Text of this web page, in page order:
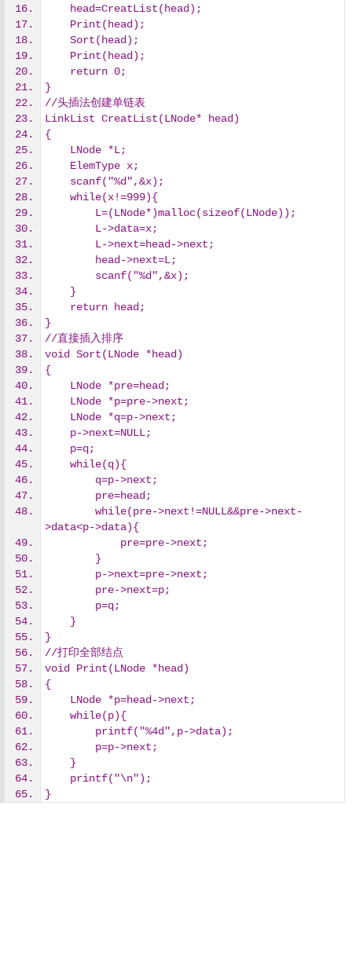
    head=CreatList(head);
    Print(head);
    Sort(head);
    Print(head);
    return 0;
}
//头插法创建单链表
LinkList CreatList(LNode* head)
{
    LNode *L;
    ElemType x;
    scanf("%d",&x);
    while(x!=999){
        L=(LNode*)malloc(sizeof(LNode));
        L->data=x;
        L->next=head->next;
        head->next=L;
        scanf("%d",&x);
    }
    return head;
}
//直接插入排序
void Sort(LNode *head)
{
    LNode *pre=head;
    LNode *p=pre->next;
    LNode *q=p->next;
    p->next=NULL;
    p=q;
    while(q){
        q=p->next;
        pre=head;
>data<p->data){
            pre=pre->next;
        }
        p->next=pre->next;
        pre->next=p;
        p=q;
    }
}
//打印全部结点
void Print(LNode *head)
{
    LNode *p=head->next;
    while(p){
        printf("%4d",p->data);
        p=p->next;
    }
    printf("\n");
}